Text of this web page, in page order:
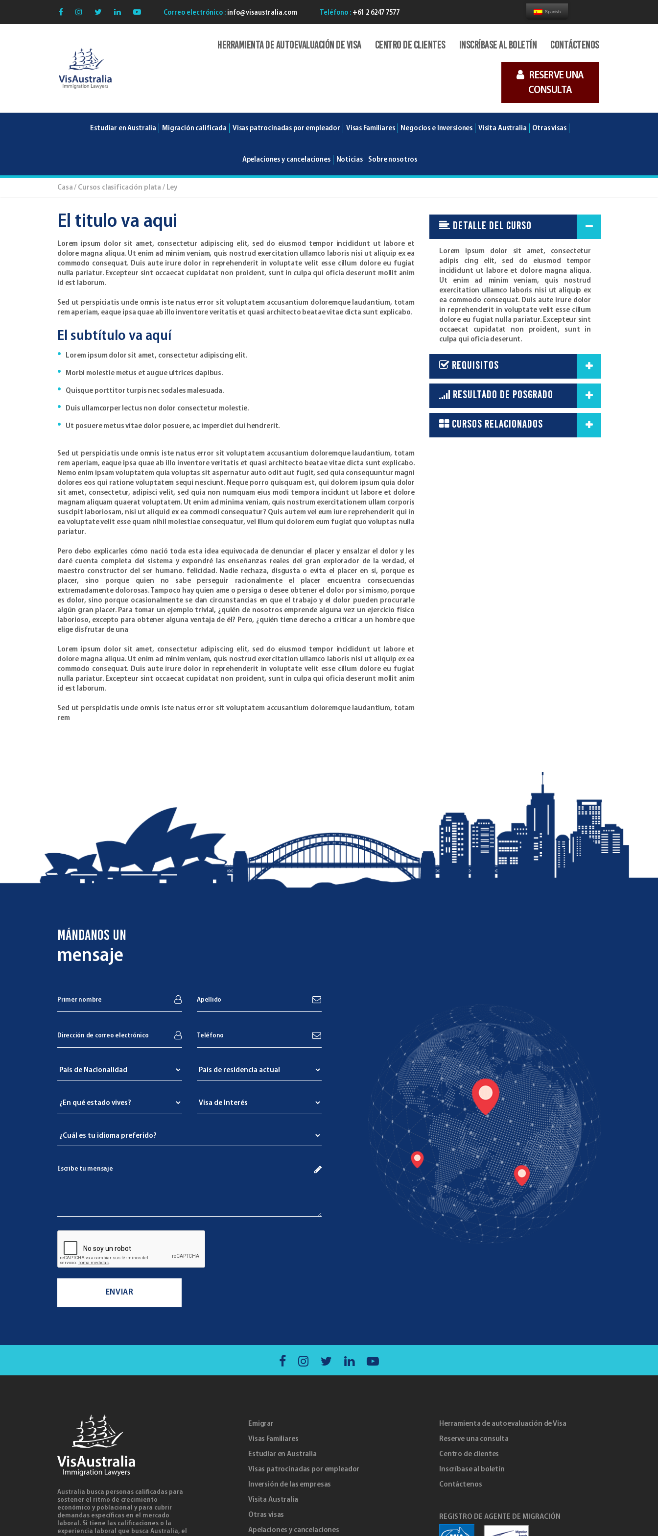
Correo electrónico :info@visaustralia.com Teléfono :+61 2 6247 7577
Herramienta de autoevaluación de Visa Centro de clientes Inscríbase al boletín Contáctenos
RESERVE UNA
CONSULTA
Estudiar en Australia Migración calificada Visas patrocinadas por empleador Visas Familiares Negocios e Inversiones Visita Australia Otras visas
Apelaciones y cancelaciones Noticias Sobre nosotros
Casa/ Cursos clasificación plata / Ley
El titulo va aqui
Lorem ipsum dolor sit amet, consectetur adipiscing elit, sed do eiusmod tempor incididunt ut labore et
dolore magna aliqua. Ut enim ad minim veniam, quis nostrud exercitation ullamco laboris nisi ut aliquip ex ea
commodo consequat. Duis aute irure dolor in reprehenderit in voluptate velit esse cillum dolore eu fugiat
nulla pariatur. Excepteur sint occaecat cupidatat non proident, sunt in culpa qui oficia deserunt mollit anim
id est laborum.
Sed ut perspiciatis unde omnis iste natus error sit voluptatem accusantium doloremque laudantium, totam
rem aperiam, eaque ipsa quae ab illo inventore veritatis et quasi architecto beatae vitae dicta sunt explicabo.
El subtítulo va aquí
Lorem ipsum dolor sit amet, consectetur adipiscing elit.
Morbi molestie metus et augue ultrices dapibus.
Quisque porttitor turpis nec sodales malesuada.
Duis ullamcorper lectus non dolor consectetur molestie.
Ut posuere metus vitae dolor posuere, ac imperdiet dui hendrerit.
Sed ut perspiciatis unde omnis iste natus error sit voluptatem accusantium doloremque laudantium, totam
rem aperiam, eaque ipsa quae ab illo inventore veritatis et quasi architecto beatae vitae dicta sunt explicabo.
Nemo enim ipsam voluptatem quia voluptas sit aspernatur auto odit aut fugit, sed quia consequuntur magni
dolores eos qui ratione voluptatem sequi nesciunt. Neque porro quisquam est, qui dolorem ipsum quia dolor
sit amet, consectetur, adipisci velit, sed quia non numquam eius modi tempora incidunt ut labore et dolore
magnam aliquam quaerat voluptatem. Ut enim ad minima veniam, quis nostrum exercitationem ullam corporis
suscipit laboriosam, nisi ut aliquid ex ea commodi consequatur? Quis autem vel eum iure reprehenderit qui in
ea voluptate velit esse quam nihil molestiae consequatur, vel illum qui dolorem eum fugiat quo voluptas nulla
pariatur.
Pero debo explicarles cómo nació toda esta idea equivocada de denunciar el placer y ensalzar el dolor y les
daré cuenta completa del sistema y expondré las enseñanzas reales del gran explorador de la verdad, el
maestro constructor del ser humano. felicidad. Nadie rechaza, disgusta o evita el placer en sí, porque es
placer, sino porque quien no sabe perseguir racionalmente el placer encuentra consecuencias
extremadamente dolorosas. Tampoco hay quien ame o persiga o desee obtener el dolor por sí mismo, porque
es dolor, sino porque ocasionalmente se dan circunstancias en que el trabajo y el dolor pueden procurarle
algún gran placer. Para tomar un ejemplo trivial, ¿quién de nosotros emprende alguna vez un ejercicio físico
laborioso, excepto para obtener alguna ventaja de él? Pero, ¿quién tiene derecho a criticar a un hombre que
elige disfrutar de una
Lorem ipsum dolor sit amet, consectetur adipiscing elit, sed do eiusmod tempor incididunt ut labore et
dolore magna aliqua. Ut enim ad minim veniam, quis nostrud exercitation ullamco laboris nisi ut aliquip ex ea
commodo consequat. Duis aute irure dolor in reprehenderit in voluptate velit esse cillum dolore eu fugiat
nulla pariatur. Excepteur sint occaecat cupidatat non proident, sunt in culpa qui oficia deserunt mollit anim
id est laborum.
Sed ut perspiciatis unde omnis iste natus error sit voluptatem accusantium doloremque laudantium, totam
rem
detalle del curso
Lorem ipsum dolor sit amet, consectetur
adipis cing elit, sed do eiusmod tempor
incididunt ut labore et dolore magna aliqua.
Ut enim ad minim veniam, quis nostrud
exercitation ullamco laboris nisi ut aliquip ex
ea commodo consequat. Duis aute irure dolor
in reprehenderit in voluptate velit esse cillum
dolore eu fugiat nulla pariatur. Excepteur sint
occaecat cupidatat non proident, sunt in
culpa qui oficia deserunt.
requisitos
resultado de posgrado
Cursos relacionados
MÁNDANOS UN
mensaje
Australia busca personas calificadas para
sostener el ritmo de crecimiento
económico y poblacional y para cubrir
demandas específicas en el mercado
laboral. Si tiene las calificaciones o la
experiencia laboral que busca Australia, el
Emigrar
Visas Familiares
Estudiar en Australia
Visas patrocinadas por empleador
Inversión de las empresas
Visita Australia
Otras visas
Apelaciones y cancelaciones
Herramienta de autoevaluación de Visa
Reserve una consulta
Centro de clientes
Inscríbase al boletín
Contáctenos
REGISTRO DE AGENTE DE MIGRACIÓN
Spanish